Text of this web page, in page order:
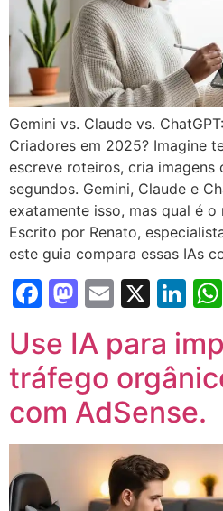
Gemini vs. Claude vs.
Criadores em 2025? Imagine
escreve roteiros, cria imagens
segundos. Gemini, Claude e
exatamente isso, mas qual é
Escrito por Renato,
este guia compara essas IAs
Facebook
Mastodon
Email
X
Use IA para
tráfego
com AdSense.